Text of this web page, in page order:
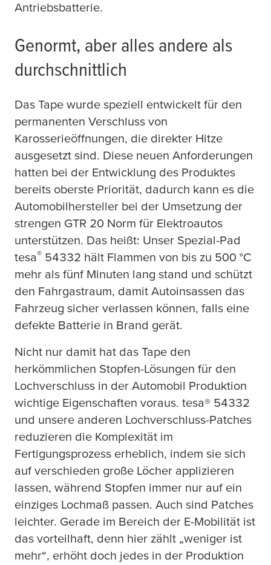
Antriebsbatterie.
Genormt, aber alles andere als
durchschnittlich
Das Tape wurde speziell entwickelt für den
permanenten Verschluss von
Karosserieöffnungen, die direkter Hitze
ausgesetzt sind. Diese neuen Anforderungen
hatten bei der Entwicklung des Produktes
bereits oberste Priorität, dadurch kann es die
Automobilhersteller bei der Umsetzung der
strengen GTR 20 Norm für Elektroautos
unterstützen. Das heißt: Unser Spezial-Pad
tesa® 54332 hält Flammen von bis zu 500 °C
mehr als fünf Minuten lang stand und schützt
den Fahrgastraum, damit Autoinsassen das
Fahrzeug sicher verlassen können, falls eine
defekte Batterie in Brand gerät.
Nicht nur damit hat das Tape den
herkömmlichen Stopfen-Lösungen für den
Lochverschluss in der Automobil Produktion
wichtige Eigenschaften voraus. tesa® 54332
und unsere anderen Lochverschluss-Patches
reduzieren die Komplexität im
Fertigungsprozess erheblich, indem sie sich
auf verschieden große Löcher applizieren
lassen, während Stopfen immer nur auf ein
einziges Lochmaß passen. Auch sind Patches
leichter. Gerade im Bereich der E-Mobilität ist
das vorteilhaft, denn hier zählt „weniger ist
mehr“, erhöht doch jedes in der Produktion